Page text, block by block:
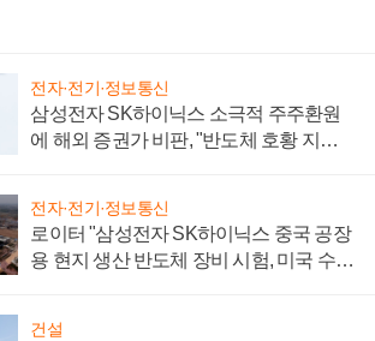
전자·전기·정보통신
삼성전자 SK하이닉스 소극적 주주환원
에 해외 증권가 비판, "반도체 호황 지속
전자·전기·정보통신
로이터 "삼성전자 SK하이닉스 중국 공장
용 현지 생산 반도체 장비 시험, 미국 수출
건설